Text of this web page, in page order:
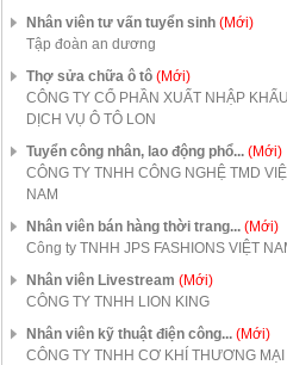
Nhân viên tư vấn tuyển sinh (Mới)
Tập đoàn an dương
Thợ sửa chữa ô tô (Mới)
CÔNG TY CỔ PHẦN XUẤT NHẬP
DỊCH VỤ Ô TÔ LON
Tuyển công nhân, lao động phổ... (Mới)
CÔNG TY TNHH CÔNG NGHỆ TMD
NAM
Nhân viên bán hàng thời trang... (Mới)
Công ty TNHH JPS FASHIONS VIỆT
Nhân viên Livestream (Mới)
CÔNG TY TNHH LION KING
Nhân viên kỹ thuật điện công... (Mới)
CÔNG TY TNHH CƠ KHÍ THƯƠNG MẠI